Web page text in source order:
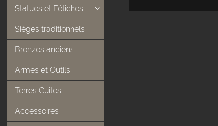
Statues et Fétiches
Sièges traditionnels
Bronzes anciens
Armes et Outils
Terres Cuites
Accessoires